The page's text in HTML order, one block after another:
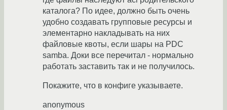
каталога? По идее, должно быть очень
удобно создавать групповые ресурсы и
элементарно накладывать на них
файловые квоты, если шары на PDC
samba. Доки все перечитал - нормально
работать заставить так и не получилось.
Покажите, что в конфиге указываете.
anonymous